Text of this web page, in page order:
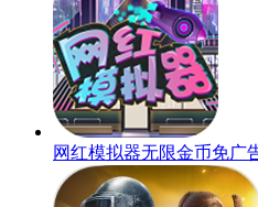
网红模拟器无限金币免广